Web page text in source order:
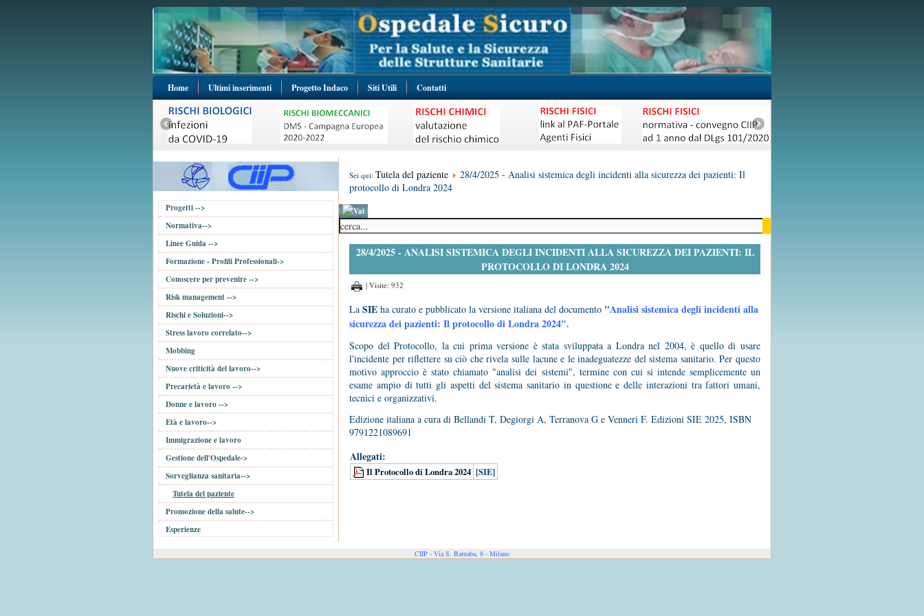
Home Ultimi inserimenti Progetto Indaco Siti Utili Contatti
Progetti -->
Normativa-->
Linee Guida -->
Formazione - Profili Professionali->
Conoscere per prevenire -->
Risk management -->
Rischi e Soluzioni-->
Stress lavoro correlato-->
Mobbing
Nuove criticità del lavoro-->
Precarietà e lavoro -->
Donne e lavoro -->
Età e lavoro-->
Immigrazione e lavoro
Gestione dell'Ospedale->
Sorveglianza sanitaria-->
Tutela del paziente
Promozione della salute-->
Esperienze
Sei qui: Tutela del paziente
28/4/2025 - Analisi sistemica degli incidenti alla sicurezza dei pazienti: Il
protocollo di Londra 2024
Cerca
28/4/2025 - ANALISI SISTEMICA DEGLI INCIDENTI ALLA SICUREZZA DEI PAZIENTI: IL
PROTOCOLLO DI LONDRA 2024
| Visite: 932
La SIE ha curato e pubblicato la versione italiana del documento "Analisi sistemica degli incidenti alla
sicurezza dei pazienti: Il protocollo di Londra 2024".
Scopo del Protocollo, la cui prima versione è stata sviluppata a Londra nel 2004, è quello di usare
l'incidente per riflettere su ciò che rivela sulle lacune e le inadeguatezze del sistema sanitario. Per questo
motivo approccio è stato chiamato "analisi dei sistemi", termine con cui si intende semplicemente un
esame ampio di tutti gli aspetti del sistema sanitario in questione e delle interazioni tra fattori umani,
tecnici e organizzativi.
Edizione italiana a cura di Bellandi T, Degiorgi A, Terranova G e Venneri F. Edizioni SIE 2025, ISBN
9791221089691
Allegati:
Il Protocollo di Londra 2024 [SIE]
CIIP - Via S. Barnaba, 8 - Milano